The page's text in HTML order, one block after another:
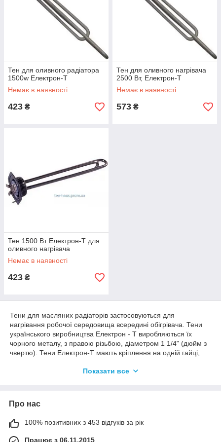
к ним. Реализуем ТЭНы для масляного радиатора в розницу
и оптовыми партиями. Продукция серии Электрон-Т
изготавливается из черного металла в Украине и идеально
подходит для использования в отечественных жилых домах,
квартирах и офисных помещениях. Для заказа электрических
нагревательных элементов оставьте заявку онлайн, и мы
свяжемся с вами в ближайшее время — обрабатываем
заказы и консультируем по телефону с понедельника по
субботу включительно.
Тен для оливного радіатора
1500w Електрон-Т
Немає в наявності
423 ₴
Тен для оливного нагрівача
2500 Вт, Електрон-Т
Немає в наявності
573 ₴
Тен 1500 Вт Електрон-Т для
оливного нагрівача
Немає в наявності
423 ₴
Тени для масляних радіаторів застосовуються для
нагрівання робочої середовища всередині обігрівача. Тени
українського виробництва Електрон - Т виробляються їх
чорного металу, з правою різьбою, діаметром 1 1/4" (дюйм з
чвертю). Тени Електрон-Т мають кріплення на одній гайці,
Тени для масляних обігрівачів
Показати все
Про нас
100% позитивних з 453 відгуків за рік
Працює з 06.11.2015